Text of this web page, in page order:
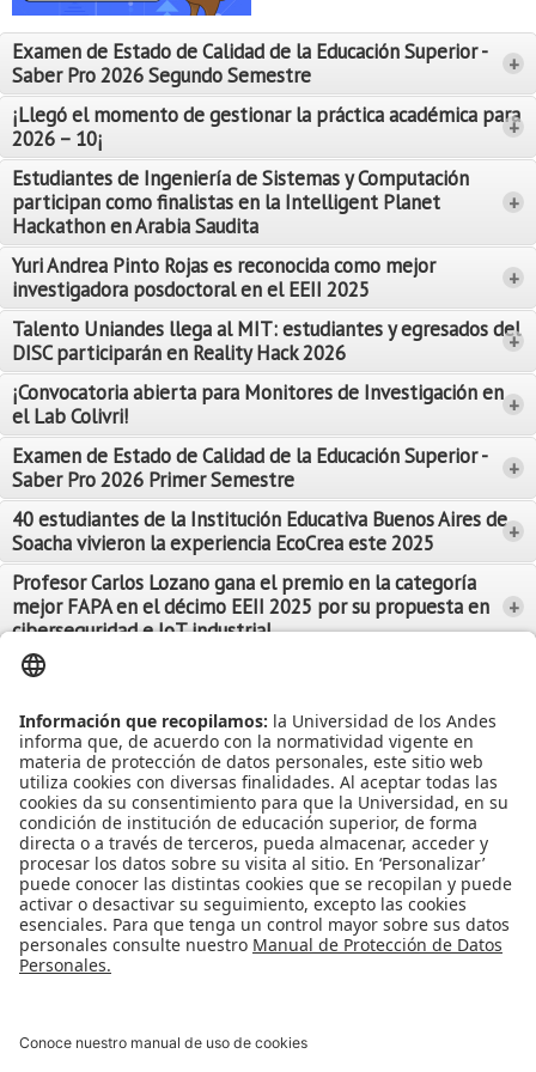
Examen de Estado de Calidad de la Educación Superior -
Saber Pro 2026 Segundo Semestre
+
Leer Más
¡Llegó el momento de gestionar la práctica académica para
2026 – 10¡
+
Leer Más
Estudiantes de Ingeniería de Sistemas y Computación
participan como finalistas en la Intelligent Planet
Hackathon en Arabia Saudita
+
Leer Más
Yuri Andrea Pinto Rojas es reconocida como mejor
investigadora posdoctoral en el EEII 2025
+
Leer Más
Talento Uniandes llega al MIT: estudiantes y egresados del
DISC participarán en Reality Hack 2026
+
Leer Más
¡Convocatoria abierta para Monitores de Investigación en
el Lab Colivri!
+
Leer Más
Examen de Estado de Calidad de la Educación Superior -
Saber Pro 2026 Primer Semestre
+
Leer Más
40 estudiantes de la Institución Educativa Buenos Aires de
Soacha vivieron la experiencia EcoCrea este 2025
+
Leer Más
Profesor Carlos Lozano gana el premio en la categoría
mejor FAPA en el décimo EEII 2025 por su propuesta en
ciberseguridad e IoT industrial
+
Leer Más
Ver más Noticias...
Ver más Eventos...
Apoyo Financiero
Reconocimiento como Universidad: Decreto 1297 del 30 de mayo de
Proyecto de grado
Reingreso
Reintegro
Retiro voluntario
Transferencia
Tarifas
Grado